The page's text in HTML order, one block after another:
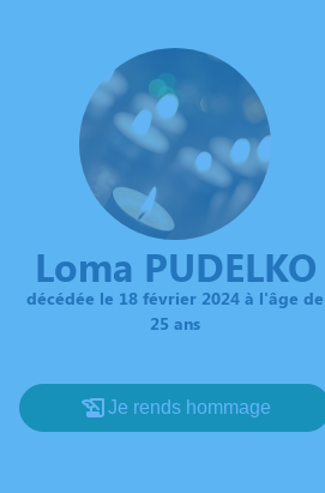
Loma PUDELKO
décédée le 18 février 2024 à l'âge de
25 ans
Je rends hommage